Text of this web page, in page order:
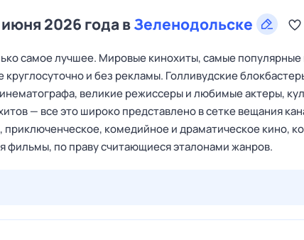
2026 года вЗеленодольске
самое лучшее. Мировые кинохиты, самые популярные
и без рекламы. Голливудские
великие режиссеры и любимые актеры,
— все это широко представлено в сетке вещания
комедийное и драматическое кино,
по праву считающиеся эталонами жанров.